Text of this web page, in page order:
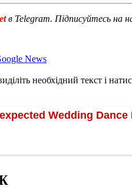
в Telegram. Підписуйтесь на
News
необхідний текст і